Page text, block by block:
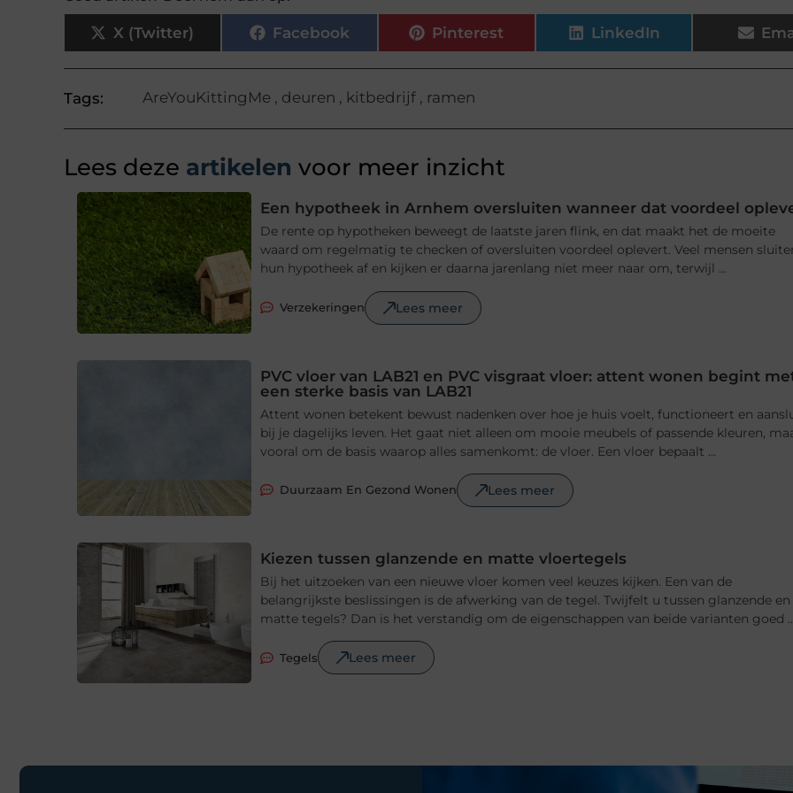
X (Twitter) Facebook Pinterest LinkedIn
Tags: AreYouKittingMe , deuren , kitbedrijf, ramen
Lees deze artikelen voor meer inzicht
Een hypotheek in Arnhem oversluiten wanneer dat voordeel
De rente op hypotheken beweegt de laatste jaren flink, en dat maakt het de moeite
waard om regelmatig te checken of oversluiten voordeel oplevert. Veel mensen
hun hypotheek af en kijken er daarna jarenlang niet meer naar om, terwijl ...
Verzekeringen Lees meer
PVC vloer van LAB21 en PVC visgraat vloer: attent wonen begint
een sterke basis van LAB21
Attent wonen betekent bewust nadenken over hoe je huis voelt, functioneert en
bij je dagelijks leven. Het gaat niet alleen om mooie meubels of passende kleuren,
vooral om de basis waarop alles samenkomt: de vloer. Een vloer bepaalt ...
Duurzaam En Gezond Wonen Lees meer
Kiezen tussen glanzende en matte vloertegels
Bij het uitzoeken van een nieuwe vloer komen veel keuzes kijken. Een van de
belangrijkste beslissingen is de afwerking van de tegel. Twijfelt u tussen glanzende en
matte tegels? Dan is het verstandig om de eigenschappen van beide varianten goed
Tegels Lees meer